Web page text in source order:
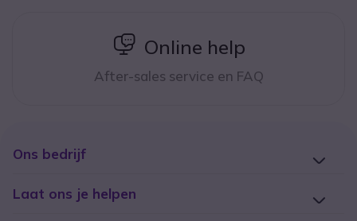
icon
Online help
After-sales service en FAQ
Ons bedrijf
Laat ons je helpen